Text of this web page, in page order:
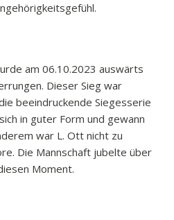
am 06.10.2023 auswärts
Dieser Sieg war
beeindruckende Siegesserie
in guter Form und gewann
war L. Ott nicht zu
Die Mannschaft jubelte über
Moment.